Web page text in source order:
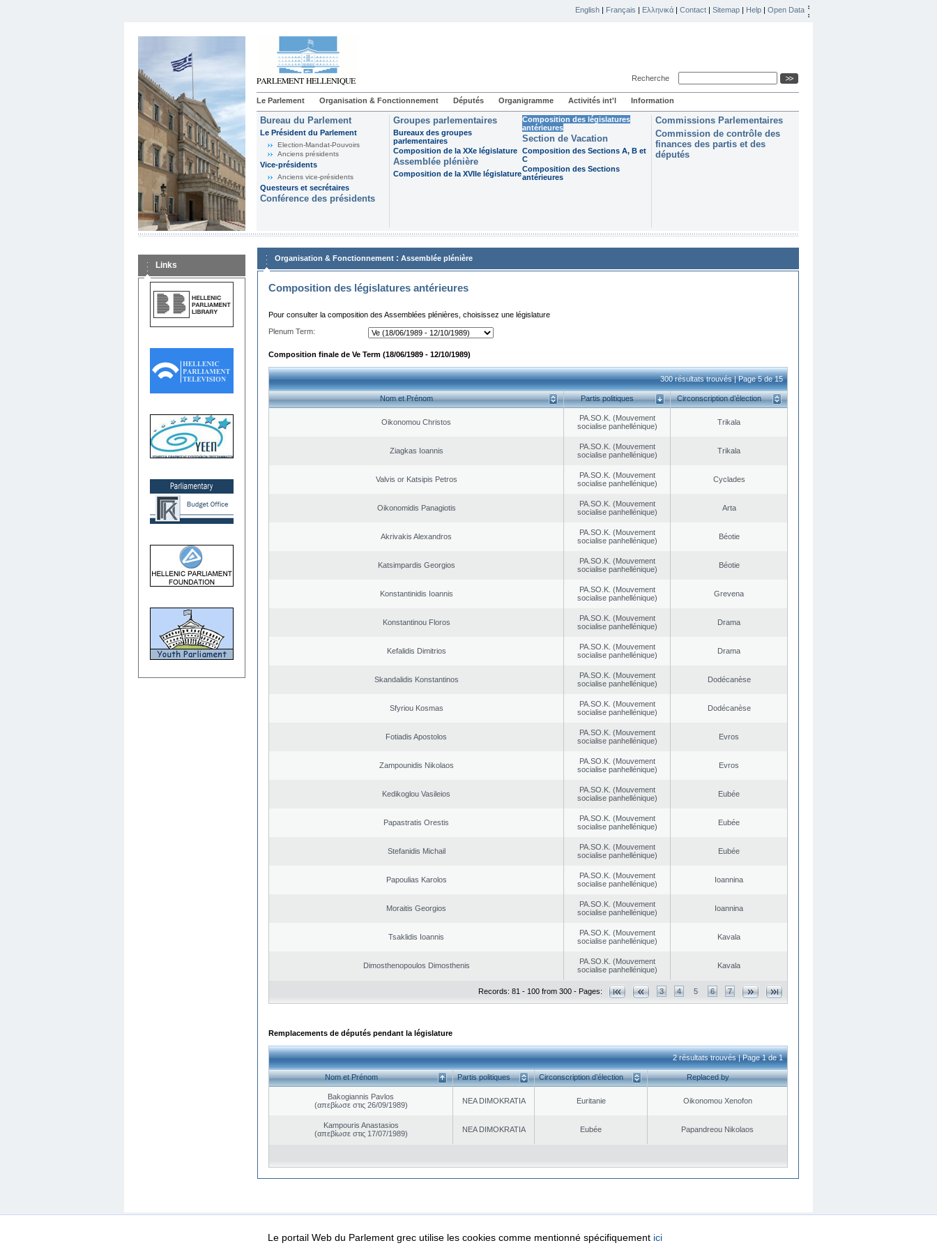
English | Français | Ελληνικά | Contact | Sitemap | Help | Open Data
Recherche
Le Parlement Organisation & Fonctionnement Députés Organigramme Activités int'l Information
Bureau du Parlement
Le Président du Parlement
Election-Mandat-Pouvoirs
Anciens présidents
Vice-présidents
Anciens vice-présidents
Questeurs et secrétaires
Conférence des présidents
Groupes parlementaires
Bureaux des groupes
parlementaires
Composition de la XXe législature
Assemblée plénière
Composition de la XVIIe législature
Composition des législatures
antérieures
Section de Vacation
Composition des Sections A, B et
C
Composition des Sections
antérieures
Commissions Parlementaires
Commission de contrôle des
finances des partis et des
députés
Links
Organisation & Fonctionnement : Assemblée plénière
Composition des législatures antérieures
Pour consulter la composition des Assemblées plénières, choisissez une législature
Plenum Term:
Composition finale de Ve Term (18/06/1989 - 12/10/1989)
300 résultats trouvés | Page 5 de 15
Nom et Prénom Partis politiques Circonscription d’élection
Oikonomou Christos
PA.SO.K. (Mouvement
socialise panhellénique)
Trikala
Ziagkas Ioannis
PA.SO.K. (Mouvement
socialise panhellénique)
Trikala
Valvis or Katsipis Petros
PA.SO.K. (Mouvement
socialise panhellénique)
Cyclades
Oikonomidis Panagiotis
PA.SO.K. (Mouvement
socialise panhellénique)
Arta
Akrivakis Alexandros
PA.SO.K. (Mouvement
socialise panhellénique)
Béotie
Katsimpardis Georgios
PA.SO.K. (Mouvement
socialise panhellénique)
Béotie
Konstantinidis Ioannis
PA.SO.K. (Mouvement
socialise panhellénique)
Grevena
Konstantinou Floros
PA.SO.K. (Mouvement
socialise panhellénique)
Drama
Kefalidis Dimitrios
PA.SO.K. (Mouvement
socialise panhellénique)
Drama
Skandalidis Konstantinos
PA.SO.K. (Mouvement
socialise panhellénique)
Dodécanèse
Sfyriou Kosmas
PA.SO.K. (Mouvement
socialise panhellénique)
Dodécanèse
Fotiadis Apostolos
PA.SO.K. (Mouvement
socialise panhellénique)
Evros
Zampounidis Nikolaos
PA.SO.K. (Mouvement
socialise panhellénique)
Evros
Kedikoglou Vasileios
PA.SO.K. (Mouvement
socialise panhellénique)
Eubée
Papastratis Orestis
PA.SO.K. (Mouvement
socialise panhellénique)
Eubée
Stefanidis Michail
PA.SO.K. (Mouvement
socialise panhellénique)
Eubée
Papoulias Karolos
PA.SO.K. (Mouvement
socialise panhellénique)
Ioannina
Moraitis Georgios
PA.SO.K. (Mouvement
socialise panhellénique)
Ioannina
Tsaklidis Ioannis
PA.SO.K. (Mouvement
socialise panhellénique)
Kavala
Dimosthenopoulos Dimosthenis
PA.SO.K. (Mouvement
socialise panhellénique)
Kavala
Records: 81 - 100 from 300 - Pages: 3 4 5 6 7
Remplacements de députés pendant la législature
2 résultats trouvés | Page 1 de 1
Nom et Prénom Partis politiques Circonscription d’élection Replaced by
Bakogiannis Pavlos
(απεβίωσε στις 26/09/1989)
NEA DΙMOKRATIA Euritanie Oikonomou Xenofon
Kampouris Anastasios
(απεβίωσε στις 17/07/1989)
NEA DΙMOKRATIA Eubée Papandreou Nikolaos
Conditions d’utilisation Data Protection Security & Access
Le portail Web du Parlement grec utilise les cookies comme mentionné spécifiquement ici